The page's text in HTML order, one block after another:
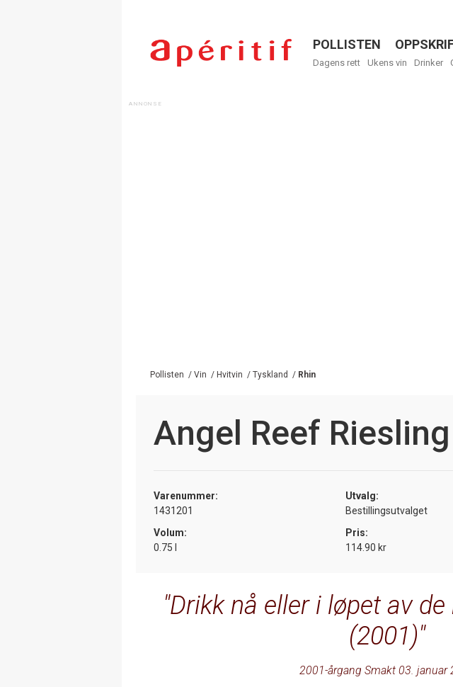
Menu
POLLISTEN
Dagens rett Ukens vin Drinker
Pollisten / Vin / Hvitvin / Tyskland / Rhin
Angel Reef
Varenummer:
1431201
Utvalg:
Bestillingsutvalget
Volum:
0.75 l
Pris:
114.90 kr
Drikk nå eller i løpet av
(2001)
2001-årgang Smakt 03. januar